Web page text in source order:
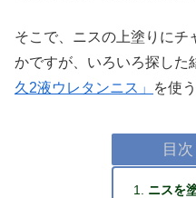
そこで、ニスの上塗りにチ
かですが、いろいろ探した
久2液ウレタンニス」
を使
目次
ニスを